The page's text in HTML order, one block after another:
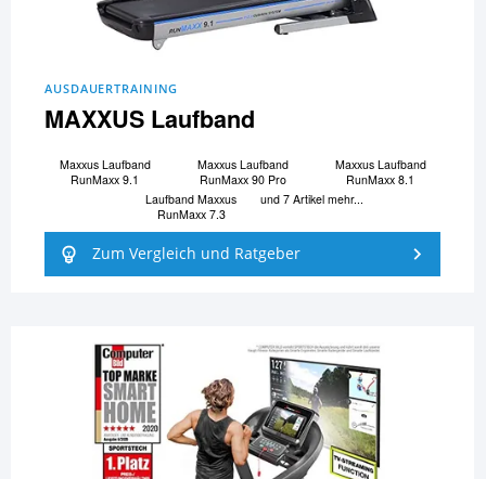
AUSDAUERTRAINING
MAXXUS Laufband
Maxxus Laufband
RunMaxx 9.1
Maxxus Laufband
RunMaxx 90 Pro
Maxxus Laufband
RunMaxx 8.1
Laufband Maxxus
RunMaxx 7.3
und 7 Artikel mehr...
Zum Vergleich und Ratgeber